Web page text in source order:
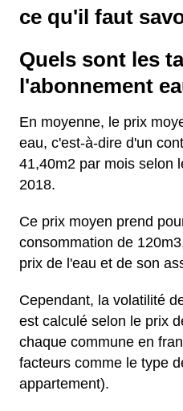
ce qu'il faut
Quels sont les
l'abonnement
En moyenne, le prix
eau, c'est-à-dire d'un
41,40m2 par mois selon
2018.
Ce prix moyen prend
consommation de
prix de l'eau et de son
Cependant, la volatilité
est calculé selon le prix
chaque commune en
facteurs comme le type
appartement).